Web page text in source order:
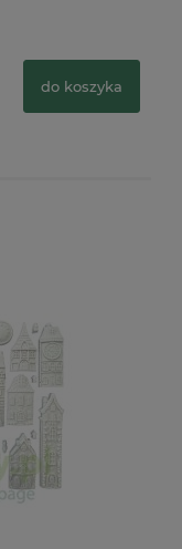
do koszyka